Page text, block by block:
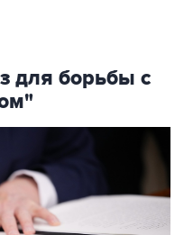
для борьбы с